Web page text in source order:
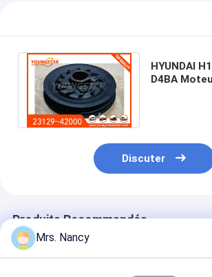
HYUNDAI
D4BA
Discuter
Produits Recommandés
Mrs. Nancy